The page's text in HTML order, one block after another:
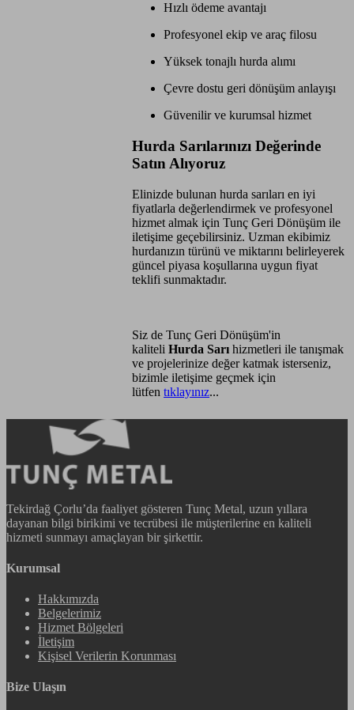
Hızlı ödeme avantajı
Profesyonel ekip ve araç filosu
Yüksek tonajlı hurda alımı
Çevre dostu geri dönüşüm anlayışı
Güvenilir ve kurumsal hizmet
Hurda Sarılarınızı Değerinde
Satın Alıyoruz
Elinizde bulunan hurda sarıları en iyi
fiyatlarla değerlendirmek ve profesyonel
hizmet almak için Tunç Geri Dönüşüm ile
iletişime geçebilirsiniz. Uzman ekibimiz
hurdanızın türünü ve miktarını belirleyerek
güncel piyasa koşullarına uygun fiyat
teklifi sunmaktadır.
Siz de Tunç Geri Dönüşüm'in
kaliteliHurda Sarıhizmetleri ile tanışmak
ve projelerinize değer katmak isterseniz,
bizimle iletişime geçmek için
lütfentıklayınız...
Tekirdağ Çorlu’da faaliyet gösteren Tunç Metal, uzun yıllara
dayanan bilgi birikimi ve tecrübesi ile müşterilerine en kaliteli
hizmeti sunmayı amaçlayan bir şirkettir.
Kurumsal
Hakkımızda
Belgelerimiz
Hizmet Bölgeleri
İletişim
Kişisel Verilerin Korunması
Bize Ulaşın